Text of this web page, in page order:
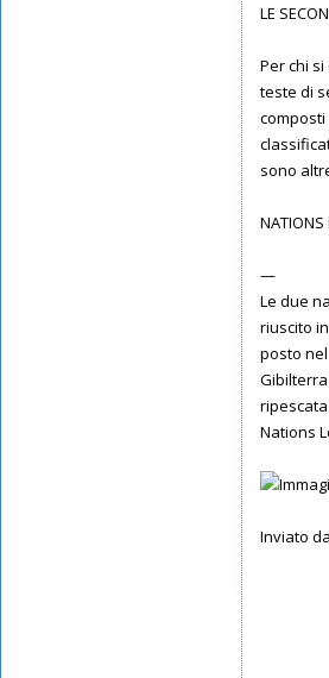
LE
Per chi
teste di
sono
NATIONS
—
Le due
riuscito
posto
Nations
Inviato